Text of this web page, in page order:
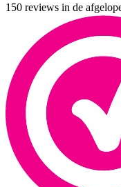
150 reviews in de